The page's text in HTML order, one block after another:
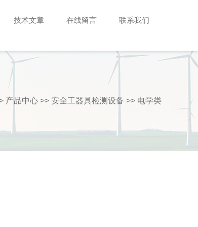
技术文章 在线留言 联系我们
产品中心 >> 安全工器具检测设备 >> 电学类